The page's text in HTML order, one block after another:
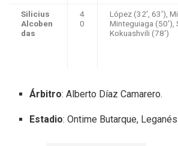
Silicius
Alcoben
das
4
0
López (32′, 63′),
Minteguiaga (50′),
Kokuashvili (78′)
Árbitro: Alberto Díaz Camarero.
Estadio: Ontime Butarque, Leganés.